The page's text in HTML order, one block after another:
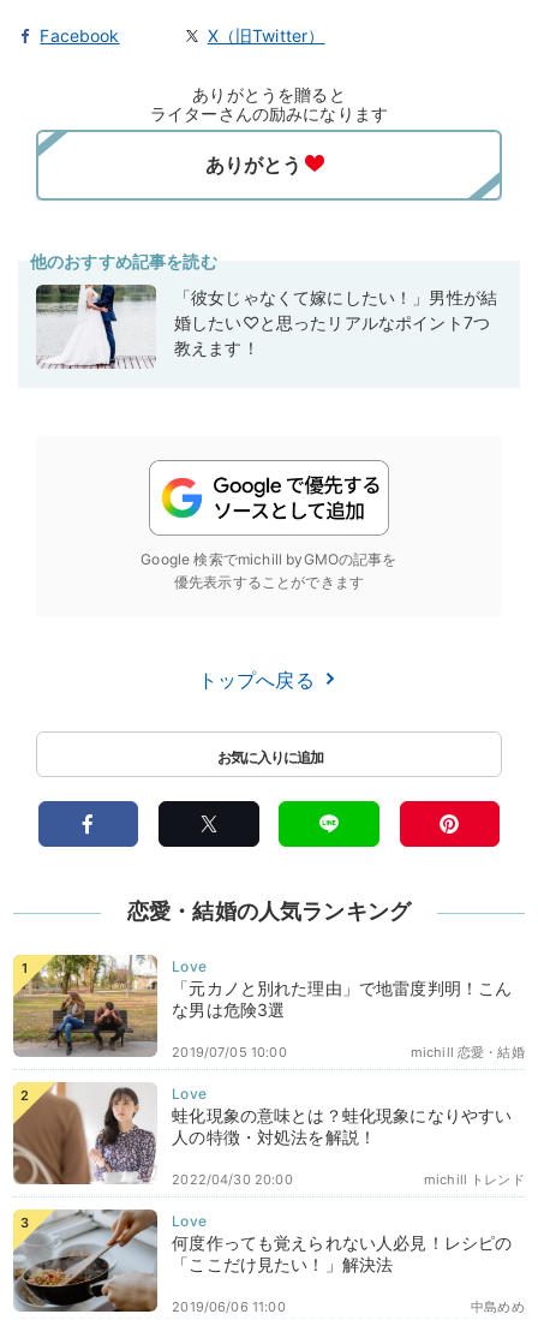
Facebook X（旧Twitter）
ありがとうを贈ると
ライターさんの励みになります
他のおすすめ記事を読む
「彼女じゃなくて嫁にしたい！」男性が結
婚したい♡と思ったリアルなポイント7つ
教えます！
Google 検索でmichill byGMOの記事を
優先表示することができます
トップへ戻る
恋愛・結婚の人気ランキング
「元カノと別れた理由」で地雷度判明！こん
な男は危険3選
michill 恋愛・結婚
2019/07/05 10:00
蛙化現象の意味とは？蛙化現象になりやすい
人の特徴・対処法を解説！
michill トレンド
2022/04/30 20:00
何度作っても覚えられない人必見！レシピの
「ここだけ見たい！」解決法
中島めめ
2019/06/06 11:00